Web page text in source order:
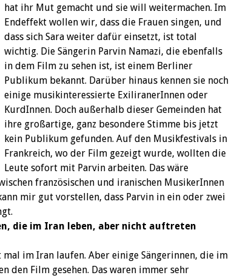
hat ihr Mut gemacht und sie will weitermachen. Im
Endeffekt wollen wir, dass die Frauen singen, und
dass sich Sara weiter dafür einsetzt, ist total
wichtig. Die Sängerin Parvin Namazi, die ebenfalls
in dem Film zu sehen ist, ist einem Berliner
Publikum bekannt. Darüber hinaus kennen sie noch
einige musikinteressierte ExiliranerInnen oder
KurdInnen. Doch außerhalb dieser Gemeinden hat
ihre großartige, ganz besondere Stimme bis jetzt
kein Publikum gefunden. Auf den Musikfestivals in
Frankreich, wo der Film gezeigt wurde, wollten die
Leute sofort mit Parvin arbeiten. Das wäre
französischen und iranischen MusikerInnen
mir gut vorstellen, dass Parvin in ein oder zwei
die im Iran leben, aber nicht auftreten
im Iran laufen. Aber einige Sängerinnen, die im
den Film gesehen. Das waren immer sehr